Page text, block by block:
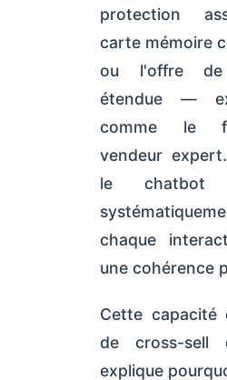
protection
carte mémoire
ou l'offre de
étendue —
comme le
vendeur
le
chaque
une cohérence
Cette capacité
de cross-sell
explique